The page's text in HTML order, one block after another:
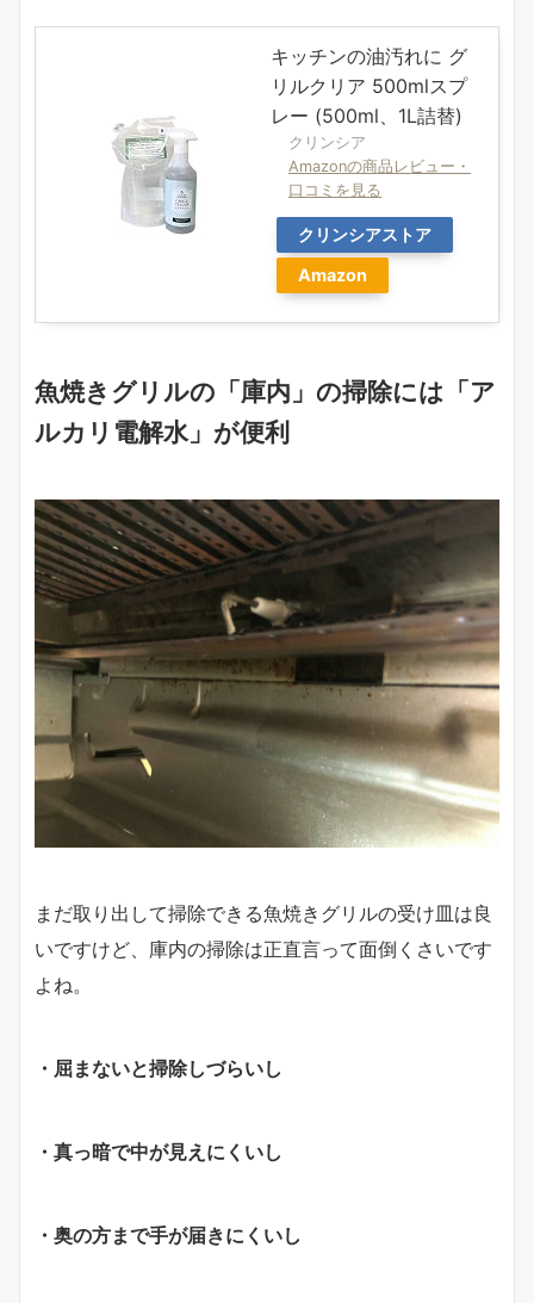
キッチンの油汚れに グ
リルクリア 500mlスプ
レー (500ml、1L詰替)
クリンシア
Amazonの商品レビュー・
口コミを見る
クリンシアストア
Amazon
魚焼きグリルの「庫内」の掃除には「ア
ルカリ電解水」が便利
まだ取り出して掃除できる魚焼きグリルの受け皿は良
いですけど、庫内の掃除は正直言って面倒くさいです
よね。
・屈まないと掃除しづらいし
・真っ暗で中が見えにくいし
・奥の方まで手が届きにくいし